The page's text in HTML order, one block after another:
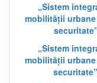
„Sistem
mobilității
„Sistem
mobilității